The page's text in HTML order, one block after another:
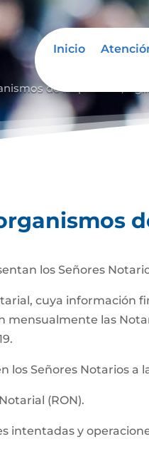
Inicio
de inspección,
los Señores
cuya información
las
los Señores Notarios a
(RON).
intentadas y